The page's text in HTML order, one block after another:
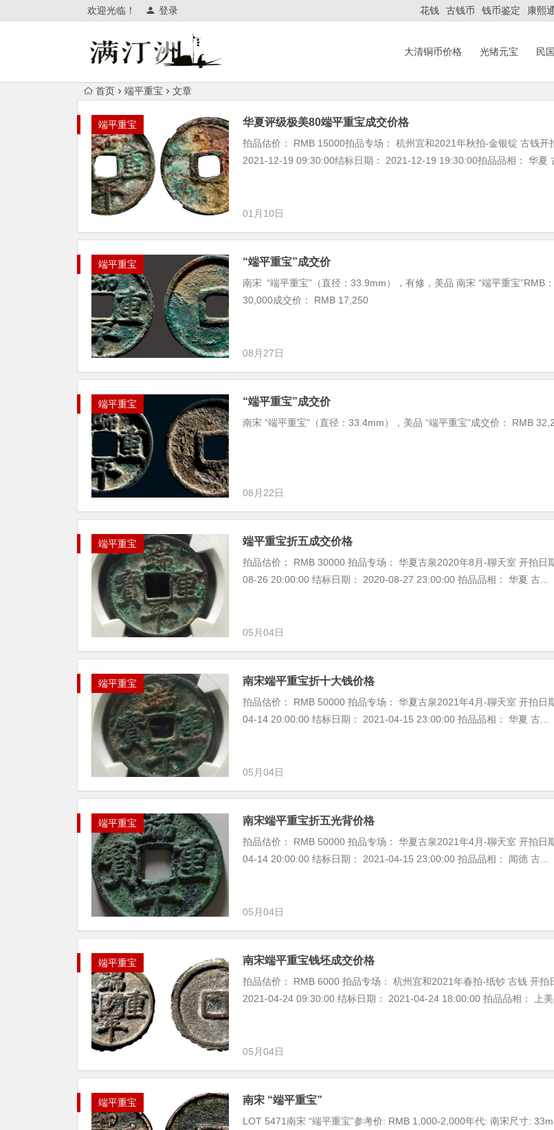
欢迎光临！ 登录 花钱 古钱币 钱币鉴定 康熙
大清铜币价格 光绪元宝 民
首页 端平重宝 文章
端平重宝 华夏评级极美80端平重宝成交价格
拍品估价： RMB 15000拍品专场： 杭州宜和2021年秋拍-金银锭 古钱开
2021-12-19 09:30:00结标日期： 2021-12-19 19:30:00拍品品相： 华夏
01月10日
端平重宝 “端平重宝”成交价
南宋 “端平重宝”（直径：33.9mm），有修，美品 南宋 “端平重宝”RMB
30,000成交价： RMB 17,250
08月27日
端平重宝 “端平重宝”成交价
南宋 “端平重宝”（直径：33.4mm），美品 “端平重宝”成交价： RMB
08月22日
端平重宝 端平重宝折五成交价格
拍品估价： RMB 30000 拍品专场： 华夏古泉2020年8月-聊天室 开拍日
08-26 20:00:00 结标日期： 2020-08-27 23:00:00 拍品品相： 华夏 古...
05月04日
端平重宝 南宋端平重宝折十大钱价格
拍品估价： RMB 50000 拍品专场： 华夏古泉2021年4月-聊天室 开拍日
04-14 20:00:00 结标日期： 2021-04-15 23:00:00 拍品品相： 华夏 古...
05月04日
端平重宝 南宋端平重宝折五光背价格
拍品估价： RMB 50000 拍品专场： 华夏古泉2021年4月-聊天室 开拍日
04-14 20:00:00 结标日期： 2021-04-15 23:00:00 拍品品相： 闻德 古...
05月04日
端平重宝 南宋端平重宝钱坯成交价格
拍品估价： RMB 6000 拍品专场： 杭州宜和2021年春拍-纸钞 古钱 开拍
2021-04-24 09:30:00 结标日期： 2021-04-24 18:00:00 拍品品相： 上美
05月04日
端平重宝 南宋 “端平重宝”
LOT 5471南宋 “端平重宝”参考价: RMB 1,000-2,000年代: 南宋尺寸: